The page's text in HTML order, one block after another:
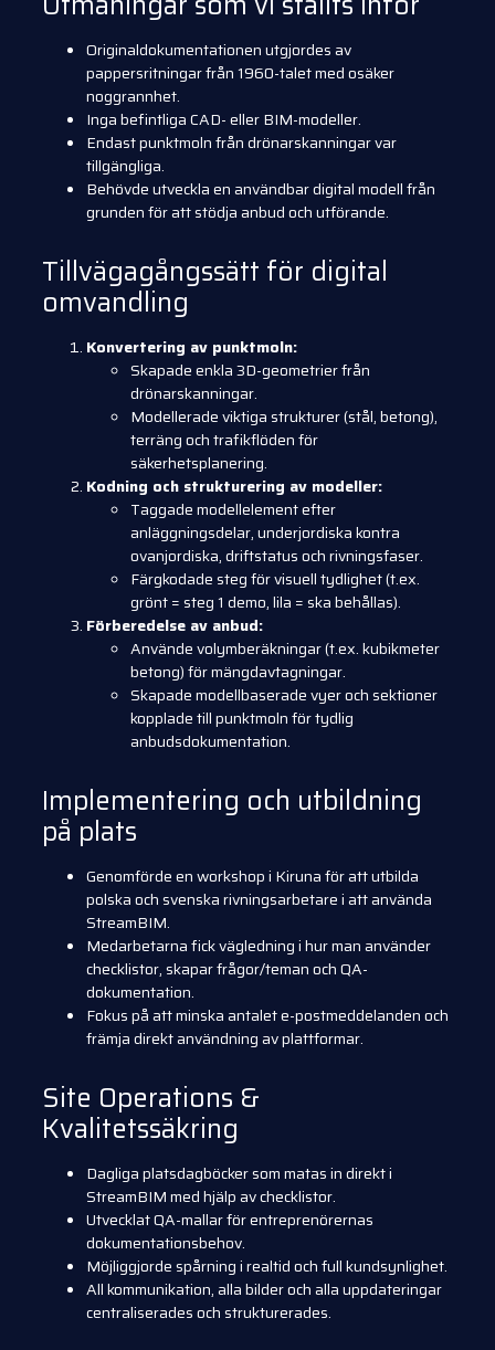
Originaldokumentationen utgjordes av
pappersritningar från 1960-talet med osäker
noggrannhet.
Inga befintliga CAD- eller BIM-modeller.
Endast punktmoln från drönarskanningar var
tillgängliga.
Behövde utveckla en användbar digital modell från
grunden för att stödja anbud och utförande.
Tillvägagångssätt för digital
omvandling
Konvertering av punktmoln:
Skapade enkla 3D-geometrier från
drönarskanningar.
Modellerade viktiga strukturer (stål, betong),
terräng och trafikflöden för
säkerhetsplanering.
Kodning och strukturering av modeller:
Taggade modellelement efter
anläggningsdelar, underjordiska kontra
ovanjordiska, driftstatus och rivningsfaser.
Färgkodade steg för visuell tydlighet (t.ex.
grönt = steg 1 demo, lila = ska behållas).
Förberedelse av anbud:
Använde volymberäkningar (t.ex. kubikmeter
betong) för mängdavtagningar.
Skapade modellbaserade vyer och sektioner
kopplade till punktmoln för tydlig
anbudsdokumentation.
Implementering och utbildning
på plats
Genomförde en workshop i Kiruna för att utbilda
polska och svenska rivningsarbetare i att använda
StreamBIM.
Medarbetarna fick vägledning i hur man använder
checklistor, skapar frågor/teman och QA-
dokumentation.
Fokus på att minska antalet e-postmeddelanden och
främja direkt användning av plattformar.
Site Operations &
Kvalitetssäkring
Dagliga platsdagböcker som matas in direkt i
StreamBIM med hjälp av checklistor.
Utvecklat QA-mallar för entreprenörernas
dokumentationsbehov.
Möjliggjorde spårning i realtid och full kundsynlighet.
All kommunikation, alla bilder och alla uppdateringar
centraliserades och strukturerades.